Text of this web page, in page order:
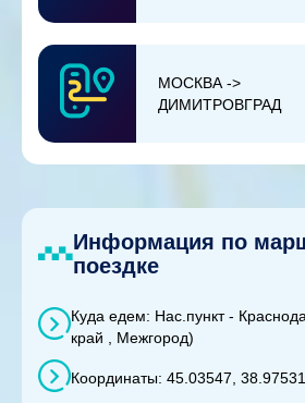
МОСКВА ->
ДИМИТРОВГРАД
Информация по
поездке
Куда едем: Нас.пункт -
край , Межгород)
Координаты: 45.03547,